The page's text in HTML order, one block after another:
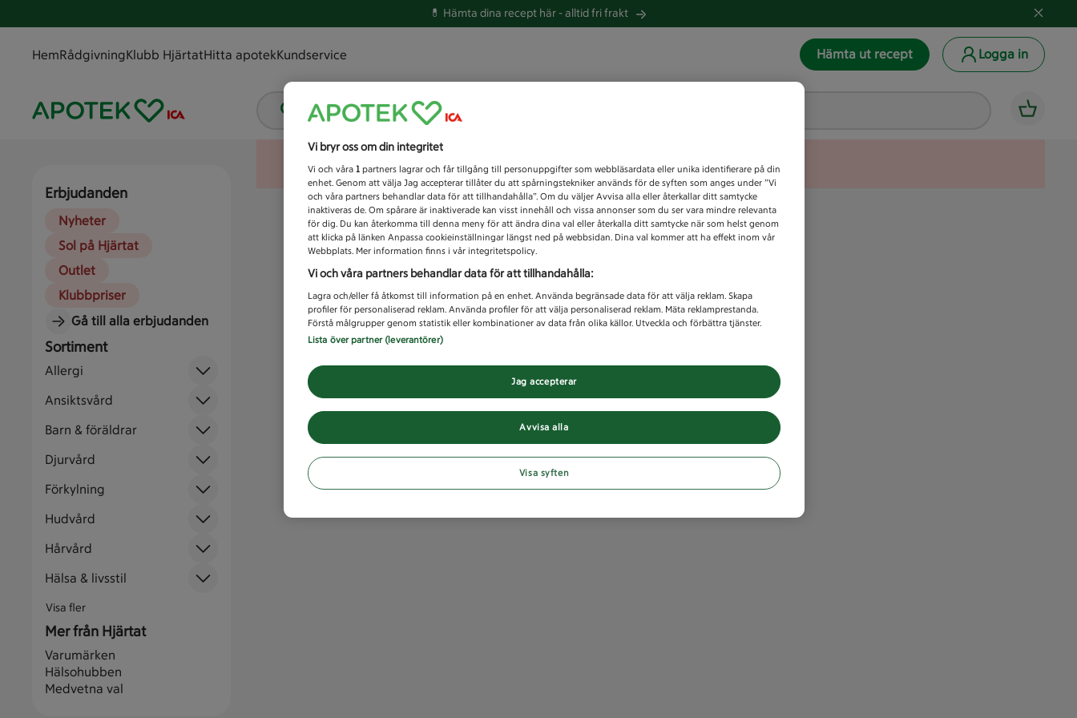
💊 Hämta dina recept här -alltid fri frakt
HemRådgivningKlubb HjärtatHitta apotekKundservice Hämta ut recept Logga in
smärtstillande
Unknown error
Erbjudanden
Nyheter
Sol på Hjärtat
Outlet
Klubbpriser
Gå till alla erbjudanden
Sortiment
Allergi
Ansiktsvård
Barn & föräldrar
Djurvård
Förkylning
Hudvård
Hårvård
Hälsa & livsstil
Visa fler
Mer från Hjärtat
Varumärken
Hälsohubben
Medvetna val
Vi bryr oss om din integritet
Vi och våra 1 partners lagrar och får tillgång till personuppgifter som webbläsardata eller unika identifierare på din
enhet. Genom att välja Jag accepterar tillåter du att spårningstekniker används för de syften som anges under ”Vi
och våra partners behandlar data för att tillhandahålla”. Om du väljer Avvisa alla eller återkallar ditt samtycke
inaktiveras de. Om spårare är inaktiverade kan visst innehåll och vissa annonser som du ser vara mindre relevanta
för dig. Du kan återkomma till denna meny för att ändra dina val eller återkalla ditt samtycke när som helst genom
att klicka på länken Anpassa cookieinställningar längst ned på webbsidan. Dina val kommer att ha effekt inom vår
Webbplats. Mer information finns i vår integritetspolicy.
Vi och våra partners behandlar data för att tillhandahålla:
Lagra och/eller få åtkomst till information på en enhet. Använda begränsade data för att välja reklam. Skapa
profiler för personaliserad reklam. Använda profiler för att välja personaliserad reklam. Mäta reklamprestanda.
Förstå målgrupper genom statistik eller kombinationer av data från olika källor. Utveckla och förbättra tjänster.
Lista över partner (leverantörer)
Avvisa alla
Jag accepterar
Visa syften